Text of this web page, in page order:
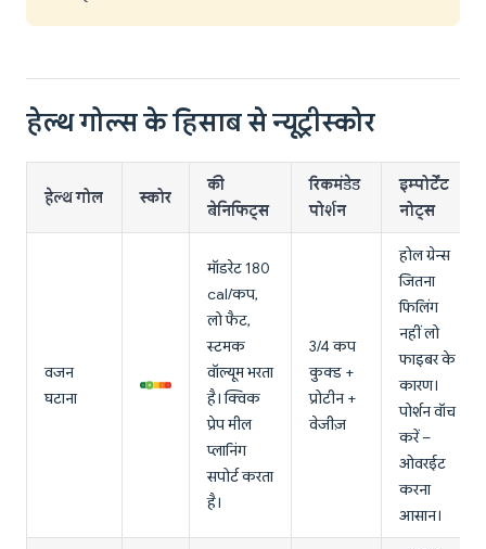
हेल्थ गोल्स के हिसाब से न्यूट्रीस्कोर
हेल्थ गोल स्कोर
की
बेनिफिट्स
रिकमंडेड
पोर्शन
इम्पोर्टेंट
नोट्स
वजन
घटाना
मॉडरेट 180
cal/कप,
लो फैट,
स्टमक
वॉल्यूम भरता
है। क्विक
प्रेप मील
प्लानिंग
सपोर्ट करता
है।
3/4 कप
कुक्ड +
प्रोटीन +
वेजीज़
होल ग्रेन्स
जितना
फिलिंग
नहीं लो
फाइबर के
कारण।
पोर्शन वॉच
करें –
ओवरईट
करना
आसान।